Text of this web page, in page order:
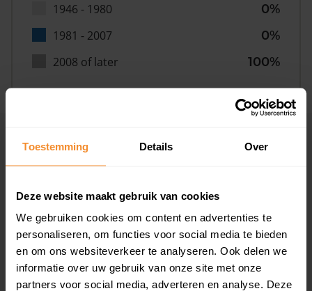
Toestemming Details Over
Deze website maakt gebruik van cookies
We gebruiken cookies om content en advertenties te
personaliseren, om functies voor social media te bieden
en om ons websiteverkeer te analyseren. Ook delen we
informatie over uw gebruik van onze site met onze
partners voor social media, adverteren en analyse. Deze
1946 - 1980
0%
1981 - 2007
0%
2008 of later
100%
Inwoners
Type huishoudens